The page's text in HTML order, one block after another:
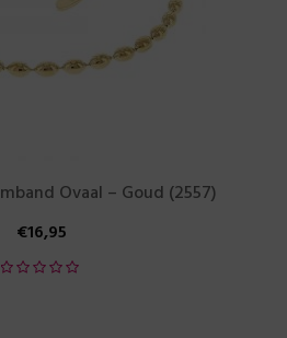
Ovaal – Goud (2557)
€16,95